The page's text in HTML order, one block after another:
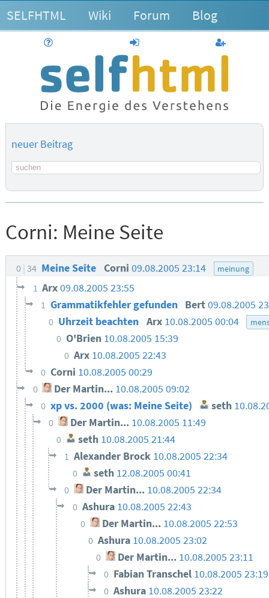
SELFHTML Wiki Forum Blog
anmelden
neuer Beitrag
Suchbegriff
Corni: Meine Seite
0 34 Meine Seite Corni 09.08.2005 23:14 meinung
1 Arx09.08.2005 23:55
1 Grammatikfehler gefunden Bert09.08.2005
0 Uhrzeit beachten Arx 10.08.2005 00:04
0 O'Brien 10.08.2005 15:39
0 Arx 10.08.2005 22:43
0 Corni 10.08.2005 00:29
0 Der Martin... 10.08.2005 09:02
0 xp vs. 2000 (was: Meine Seite) seth
0 Der Martin... 10.08.2005 11:49
0 seth 10.08.2005 21:44
1 Alexander Brock 10.08.2005 22:34
0 seth 12.08.2005 00:41
0 Der Martin... 10.08.2005 22:34
0 Ashura 10.08.2005 22:43
0 Der Martin... 10.08.2005 22:53
0 Ashura 10.08.2005 23:02
0 Der Martin... 10.08.2005 23:11
0 Fabian Transchel 10.08.2005 23:19
0 Ashura 10.08.2005 23:22